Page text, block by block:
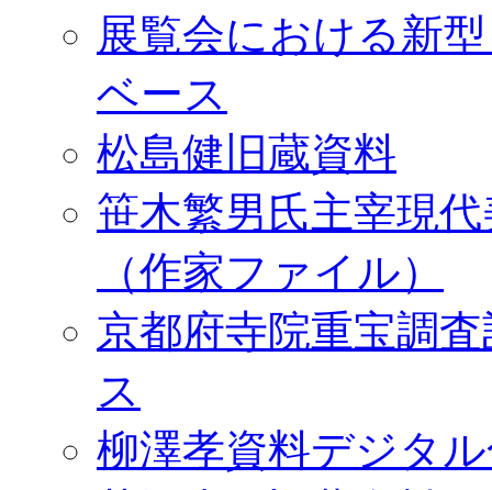
展覧会における新
ベース
松島健旧蔵資料
笹木繁男氏主宰現
（作家ファイル）
京都府寺院重宝調
ス
柳澤孝資料デジタ